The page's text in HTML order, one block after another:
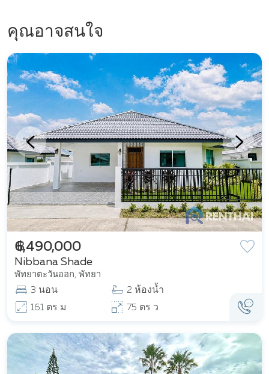
คุณอาจสนใจ
Nibbana Shade
พัทยาตะวันออก, พัทยา
฿ 6,490,000
3 นอน
2 ห้องน้ำ
161 ตร ม
75 ตร ว